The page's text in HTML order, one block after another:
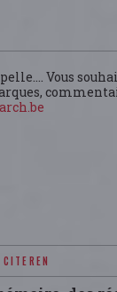
Vous